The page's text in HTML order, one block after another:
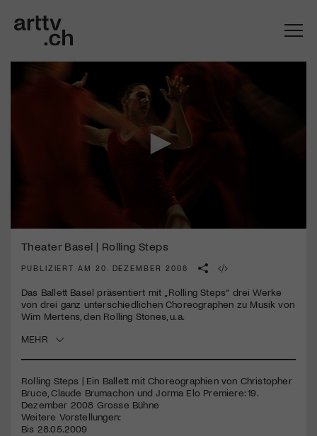
seconds
seconds
Theater Basel | Rolling Steps
PUBLIZIERT AM 20. DEZEMBER 2008
Das Ballett Basel präsentiert mit „Rolling Steps“ drei Werke
von drei ganz unterschiedlichen Choreographen zu Musik von
Wim Mertens, den Rolling Stones, u.a.
MEHR
Rolling Steps | Ein Ballett mit Choreographien von Christopher
Bruce, Claude Brumachon und Jorma Elo Premiere: 19.
Dezember 2008 Grosse Bühne
Weitere Vorstellungen:
Bis 28.05.2009
Mach mit: «Be Part of the Art»!
Engagiere dich als Kulturliebhaber:in, Kulturschaffende(r) oder
Mit deiner Mitgliedschaft erhältst du kostenlosen Zugang zu
diversen Kulturevents.